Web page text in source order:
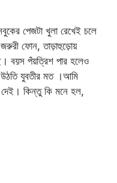
পেজটা খুলা রেখেই চলে
ফোন, তাড়াহুড়োয়
বয়স পঁয়ত্রিশ পার হলেও
উঠতি যুবতীর মত ।আমি
কিন্তু কি মনে হল,